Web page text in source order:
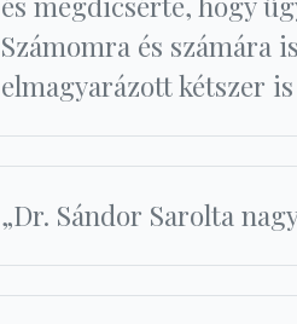
Számomra és számára
elmagyarázott kétszer
„Dr. Sándor Sarolta